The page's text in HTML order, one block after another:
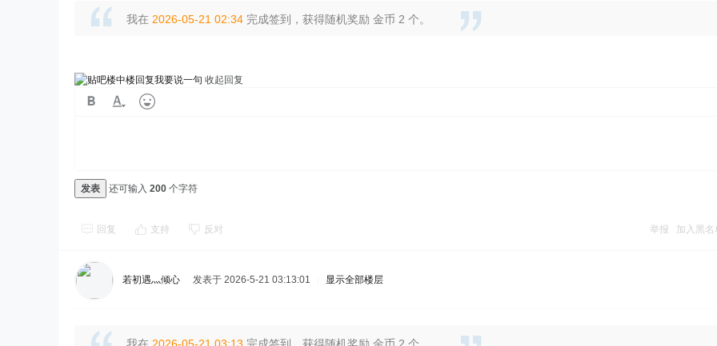
我在 2026-05-21 02:34 完成签到，获得随机奖励 金币 2 个。
我要说一句 收起回复
发表 还可输入 200 个字符
回复 支持 反对 举报 加入黑名
若初遇灬倾心 发表于 2026-5-21 03:13:01 显示全部楼层